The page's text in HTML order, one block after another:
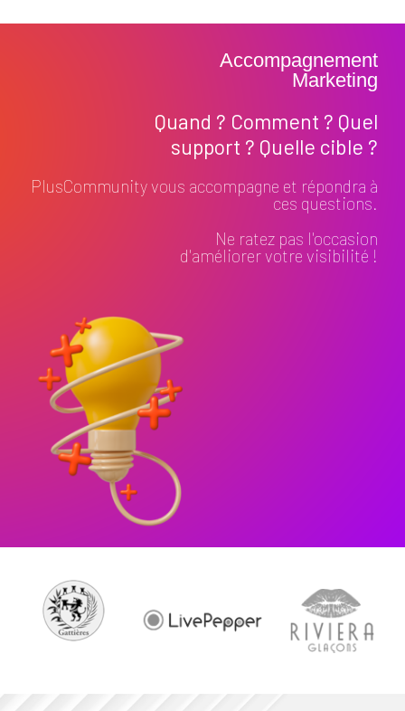
Accompagnement
Marketing
Quand ? Comment ? Quel
support ? Quelle cible ?
PlusCommunity vous accompagne et répondra à
ces questions.
Ne ratez pas l'occasion
d'améliorer votre visibilité !